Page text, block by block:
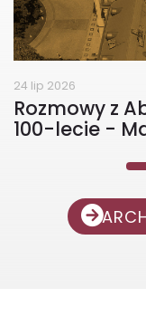
24 lip 2026
Rozmowy z
100-lecie -